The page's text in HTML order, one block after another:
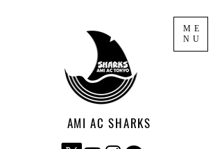
ME
NU
AMI AC SHARKS